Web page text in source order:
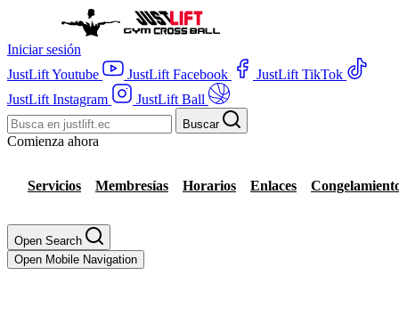
contenido
Iniciar sesión
JustLift Youtube
JustLift Facebook
JustLift TikTok
JustLift Instagram
JustLift Ball
Buscar
Comienza ahora
Servicios Membresías Horarios Enlaces
Open Search
Open Mobile Navigation